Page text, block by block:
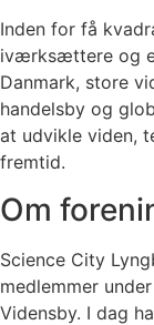
Inden for få
iværksættere og
Danmark, store
handelsby og
at udvikle viden,
fremtid.
Om
Science City
medlemmer
Vidensby. I dag